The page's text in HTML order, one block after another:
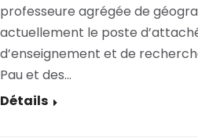
professeure agrégée de
actuellement le poste
d’enseignement et de
Pau et des…
Détails